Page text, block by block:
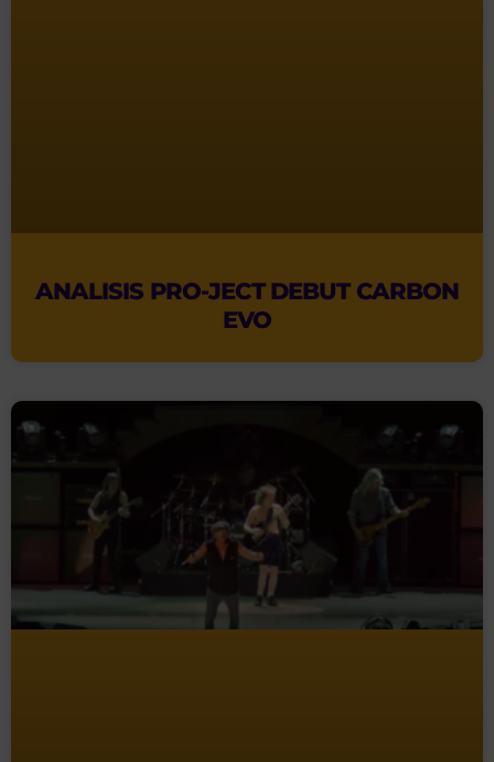
ANALISIS PRO-JECT DEBUT CARBON
EVO